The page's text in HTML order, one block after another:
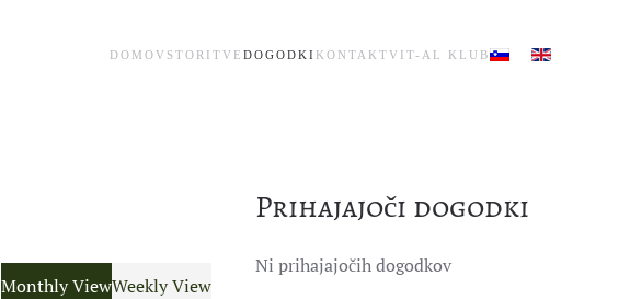
DOMOV STORITVE DOGODKI KONTAKTVIT-AL KLUB
Monthly ViewWeekly View
Prihajajoči dogodki
Ni prihajajočih dogodkov